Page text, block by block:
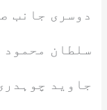
دوسری جانب
سلطان
جاوید